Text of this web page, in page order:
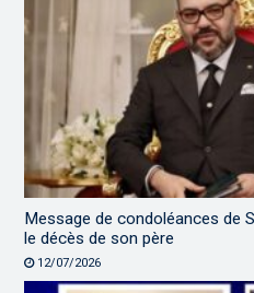
Message de condoléances de
le décès de son père
12/07/2026